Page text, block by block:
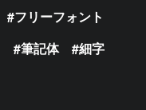
フリーフォント
筆記体 細字